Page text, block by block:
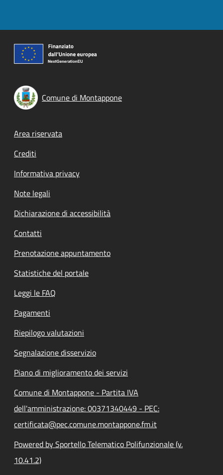
Comune di Montappone
Footer menu
Area riservata
Crediti
Informativa privacy
Note legali
Dichiarazione di accessibilità
Contatti
Prenotazione appuntamento
Statistiche del portale
Leggi le FAQ
Pagamenti
Riepilogo valutazioni
Segnalazione disservizio
Piano di miglioramento dei servizi
Comune di Montappone - Partita IVA
dell'amministrazione: 00371340449 - PEC:
certificata@pec.comune.montappone.fm.it
Powered by Sportello Telematico Polifunzionale (v.
10.41.2)